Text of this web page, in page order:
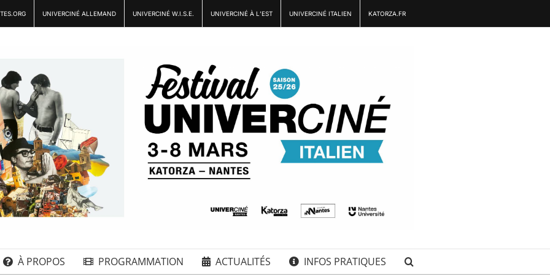
UNIVERCINÉ ALLEMAND UNIVERCINÉ W.I.S.E. UNIVERCINÉ À L’EST UNIVERCINÉ ITALIEN KATORZA.FR
À PROPOS PROGRAMMATION ACTUALITÉS INFOS PRATIQUES